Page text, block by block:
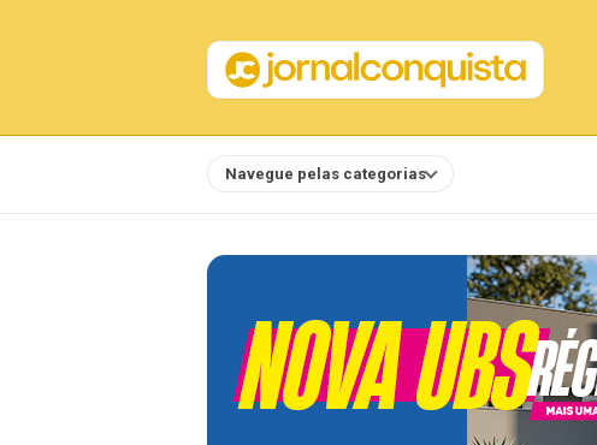
Navegue pelas categorias